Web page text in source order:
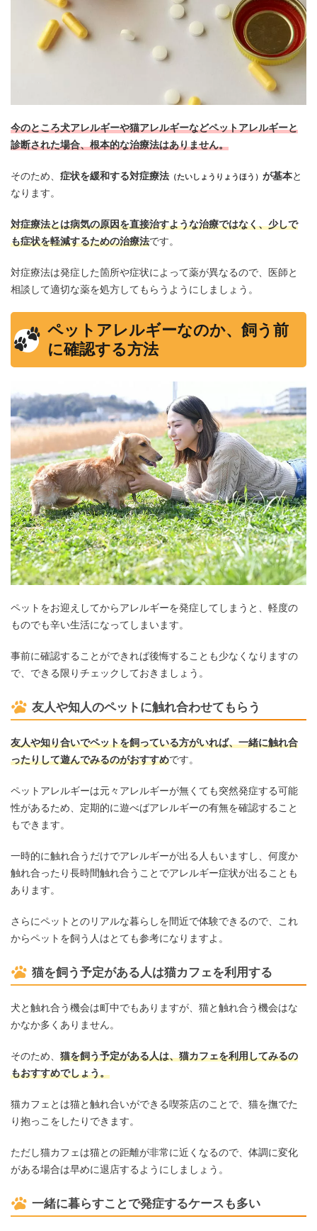
今のところ犬アレルギーや猫アレルギーなどペットアレルギーと
診断された場合、根本的な治療法はありません。
そのため、 症状を緩和する対症療法 （たいしょうりょうほう） が基本と
なります。
対症療法とは病気の原因を直接治すような治療ではなく、少しで
も症状を軽減するための治療法です。
対症療法は発症した箇所や症状によって薬が異なるので、医師と
相談して適切な薬を処方してもらうようにしましょう。
ペットアレルギーなのか、飼う前
に確認する方法
ペットをお迎えしてからアレルギーを発症してしまうと、軽度の
ものでも辛い生活になってしまいます。
事前に確認することができれば後悔することも少なくなりますの
で、できる限りチェックしておきましょう。
友人や知人のペットに触れ合わせてもらう
友人や知り合いでペットを飼っている方がいれば、一緒に触れ合
ったりして遊んでみるのがおすすめです。
ペットアレルギーは元々アレルギーが無くても突然発症する可能
性があるため、定期的に遊べばアレルギーの有無を確認すること
もできます。
一時的に触れ合うだけでアレルギーが出る人もいますし、何度か
触れ合ったり長時間触れ合うことでアレルギー症状が出ることも
あります。
さらにペットとのリアルな暮らしを間近で体験できるので、これ
からペットを飼う人はとても参考になりますよ。
猫を飼う予定がある人は猫カフェを利用する
犬と触れ合う機会は町中でもありますが、猫と触れ合う機会はな
かなか多くありません。
そのため、 猫を飼う予定がある人は、猫カフェを利用してみるの
もおすすめでしょう。
猫カフェとは猫と触れ合いができる喫茶店のことで、猫を撫でた
り抱っこをしたりできます。
ただし猫カフェは猫との距離が非常に近くなるので、体調に変化
がある場合は早めに退店するようにしましょう。
一緒に暮らすことで発症するケースも多い